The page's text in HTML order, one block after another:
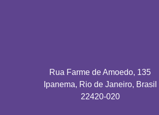
Rua Farme de Amoedo, 135
Ipanema, Rio de Janeiro, Brasil
22420-020